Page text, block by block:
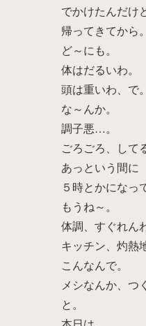
でかけたんだけ
帰ってきてから。
ど～にも。
体はだるいわ。
頭は重いわ、で。
な～んか。
調子悪…。
ごろごろ、して
あっという間に
５時とかになっ
もうね～。
体調、すぐれん
キッチン、灼熱
こんなんで。
メシなんか、つ
と。